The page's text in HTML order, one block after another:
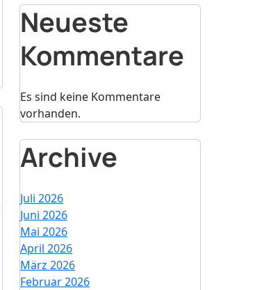
Neueste
Kommentare
Es sind keine Kommentare
vorhanden.
Archive
Juli 2026
Juni 2026
Mai 2026
April 2026
März 2026
Februar 2026